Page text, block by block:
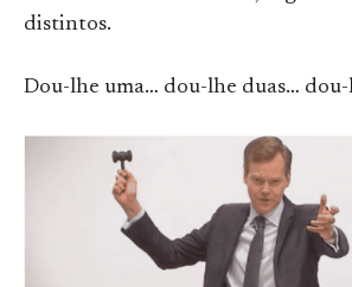
distintos.
Dou-lhe uma… dou-lhe duas…